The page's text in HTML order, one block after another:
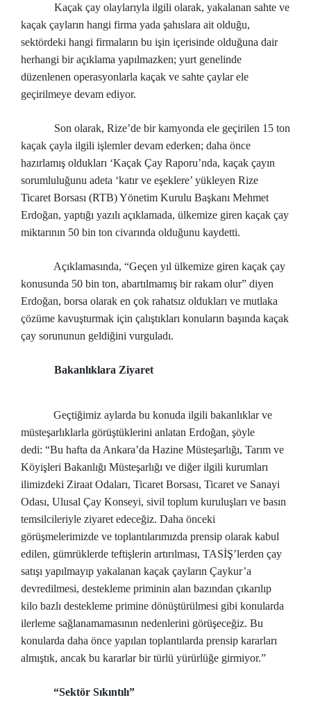
Kaçak çay olaylarıyla ilgili olarak, yakalanan sahte ve
kaçak çayların hangi firma yada şahıslara ait olduğu,
sektördeki hangi firmaların bu işin içerisinde olduğuna dair
herhangi bir açıklama yapılmazken; yurt genelinde
düzenlenen operasyonlarla kaçak ve sahte çaylar ele
geçirilmeye devam ediyor.
Son olarak, Rize’de bir kamyonda ele geçirilen 15 ton
kaçak çayla ilgili işlemler devam ederken; daha önce
hazırlamış oldukları ‘Kaçak Çay Raporu’nda, kaçak çayın
sorumluluğunu adeta ‘katır ve eşeklere’ yükleyen Rize
Ticaret Borsası (RTB) Yönetim Kurulu Başkanı Mehmet
Erdoğan, yaptığı yazılı açıklamada, ülkemize giren kaçak çay
miktarının 50 bin ton civarında olduğunu kaydetti.
Açıklamasında, “Geçen yıl ülkemize giren kaçak çay
konusunda 50 bin ton, abartılmamış bir rakam olur” diyen
Erdoğan, borsa olarak en çok rahatsız oldukları ve mutlaka
çözüme kavuşturmak için çalıştıkları konuların başında kaçak
çay sorununun geldiğini vurguladı.
Bakanlıklara Ziyaret
Geçtiğimiz aylarda bu konuda ilgili bakanlıklar ve
müsteşarlıklarla görüştüklerini anlatan Erdoğan, şöyle
dedi: “Bu hafta da Ankara’da Hazine Müsteşarlığı, Tarım ve
Köyişleri Bakanlığı Müsteşarlığı ve diğer ilgili kurumları
ilimizdeki Ziraat Odaları, Ticaret Borsası, Ticaret ve Sanayi
Odası, Ulusal Çay Konseyi, sivil toplum kuruluşları ve basın
temsilcileriyle ziyaret edeceğiz. Daha önceki
görüşmelerimizde ve toplantılarımızda prensip olarak kabul
edilen, gümrüklerde teftişlerin artırılması, TASİŞ’lerden çay
satışı yapılmayıp yakalanan kaçak çayların Çaykur’a
devredilmesi, destekleme priminin alan bazından çıkarılıp
kilo bazlı destekleme primine dönüştürülmesi gibi konularda
ilerleme sağlanamamasının nedenlerini görüşeceğiz. Bu
konularda daha önce yapılan toplantılarda prensip kararları
almıştık, ancak bu kararlar bir türlü yürürlüğe girmiyor.”
“Sektör Sıkıntılı”